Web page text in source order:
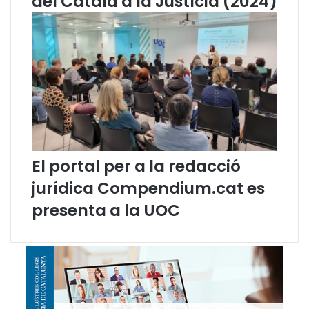
El portal per a la redacció
jurídica Compendium.cat es
presenta a la UOC